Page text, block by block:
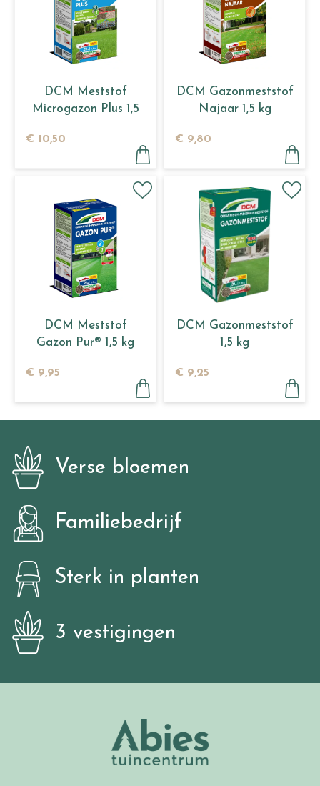
DCM Meststof
Microgazon Plus 1,5
€ 10,50
DCM Gazonmeststof
Najaar 1,5 kg
€ 9,80
DCM Meststof
Gazon Pur® 1,5 kg
€ 9,95
DCM Gazonmeststof
1,5 kg
€ 9,25
Verse bloemen
Familiebedrijf
Sterk in planten
3 vestigingen